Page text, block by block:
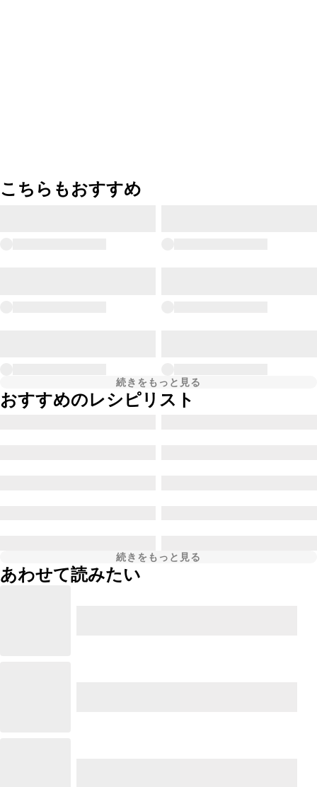
こちらもおすすめ
続きをもっと見る
おすすめのレシピリスト
続きをもっと見る
あわせて読みたい